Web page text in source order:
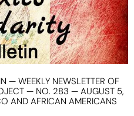
— WEEKLY NEWSLETTER OF
— NO. 283 — AUGUST 5,
AND AFRICAN AMERICANS